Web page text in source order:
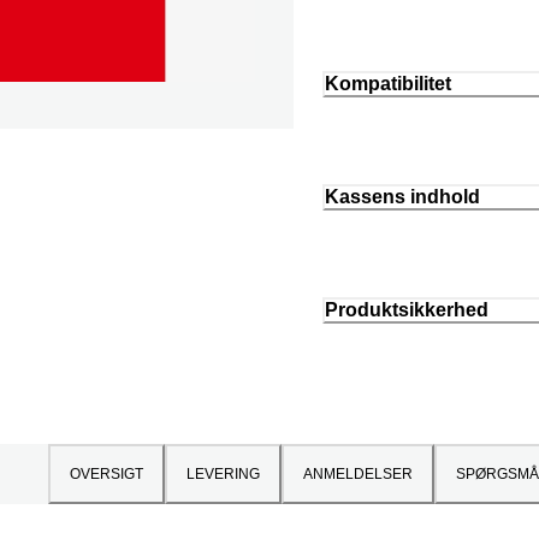
Kompatibilitet
Kassens indhold
Produktsikkerhed
OVERSIGT LEVERING ANMELDELSER